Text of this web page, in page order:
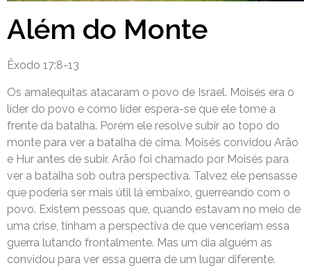
Além do Monte
Êxodo 17:8-13
Os amalequitas atacaram o povo de Israel. Moisés era o
líder do povo e como líder espera-se que ele tome a
frente da batalha. Porém ele resolve subir ao topo do
monte para ver a batalha de cima. Moisés convidou Arão
e Hur antes de subir. Arão foi chamado por Moisés para
ver a batalha sob outra perspectiva. Talvez ele pensasse
que poderia ser mais útil lá embaixo, guerreando com o
povo. Existem pessoas que, quando estavam no meio de
uma crise, tinham a perspectiva de que venceriam essa
guerra lutando frontalmente. Mas um dia alguém as
convidou para ver essa guerra de um lugar diferente.